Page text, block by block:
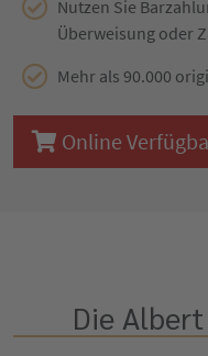
Nutzen Sie
Überweisung oder
Mehr als 90.000
Online
Die